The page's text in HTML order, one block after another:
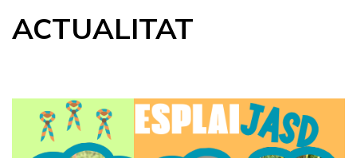
ACTUALITAT